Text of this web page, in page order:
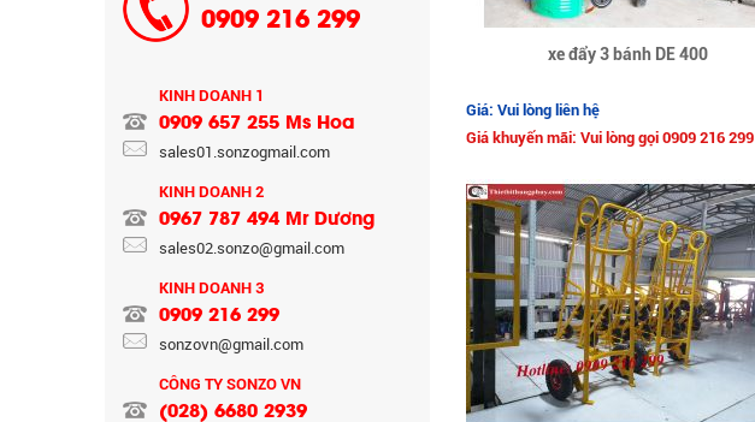
0909 216 299
KINH DOANH 1
0909 657 255 Ms Hoa
sales01.sonzogmail.com
KINH DOANH 2
0967 787 494 Mr Dương
sales02.sonzo@gmail.com
KINH DOANH 3
0909 216 299
sonzovn@gmail.com
CÔNG TY SONZO VN
(028) 6680 2939
CHÍNH SÁCH GIAO HÀNG CÔNG TY
CỔ PHẦN TM SX SONZO VN
xe đẩy 3 bánh DE 400
Giá: Vui lòng liên hệ
Giá khuyến mãi: Vui lòng gọi 0909 216 299